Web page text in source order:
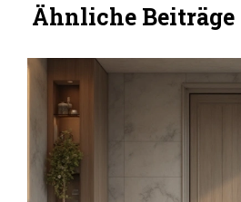
Ähnliche Beiträge